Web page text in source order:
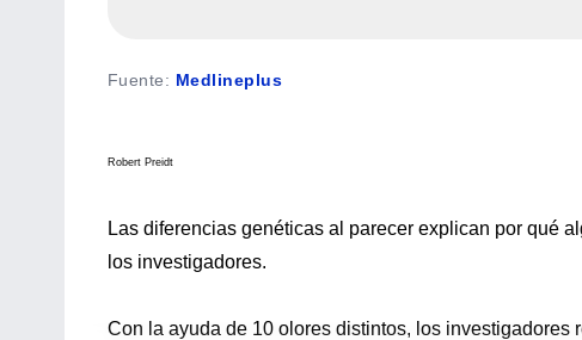
Fuente: Medlineplus
Robert Preidt
Las diferencias genéticas al parecer explican por qué
los investigadores.
Con la ayuda de 10 olores distintos, los